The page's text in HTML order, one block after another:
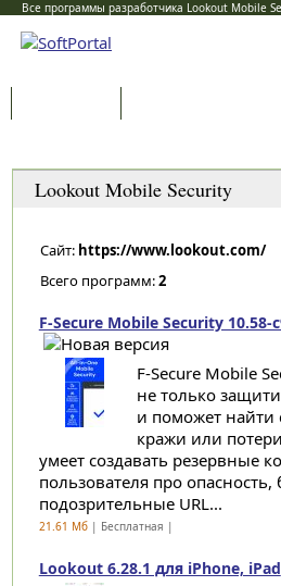
Все программы разработчика Lookout Mobile
Lookout Mobile Security
Сайт: https://www.lookout.com/
Всего программ:2
F-Secure Mobile Security 10.58-
F-Secure Mobile
не только
и поможет найти
кражи или
умеет создавать резервные
пользователя про опасность,
подозрительные URL...
21.61 Мб| Бесплатная |
Lookout 6.28.1 для iPhone, iPad